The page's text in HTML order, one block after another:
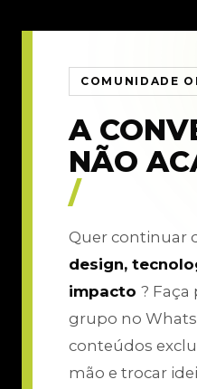
COMUNIDADE
A
NÃO
/
Quer continuar
design,
impacto ? Faça
grupo no
conteúdos
mão e trocar